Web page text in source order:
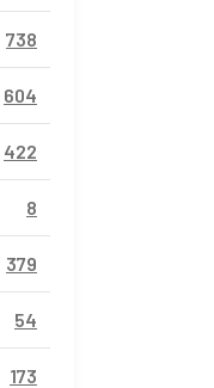
738
604
422
8
379
54
173